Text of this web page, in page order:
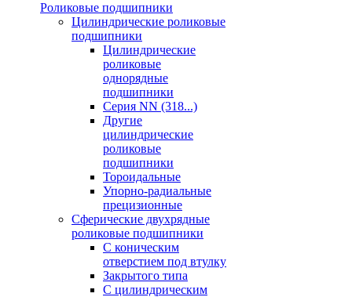
Роликовые подшипники
Цилиндрические роликовые
подшипники
Цилиндрические
роликовые
однорядные
подшипники
Серия NN (318...)
Другие
цилиндрические
роликовые
подшипники
Тороидальные
Упорно-радиальные
прецизионные
Сферические двухрядные
роликовые подшипники
С коническим
отверстием под втулку
Закрытого типа
С цилиндрическим